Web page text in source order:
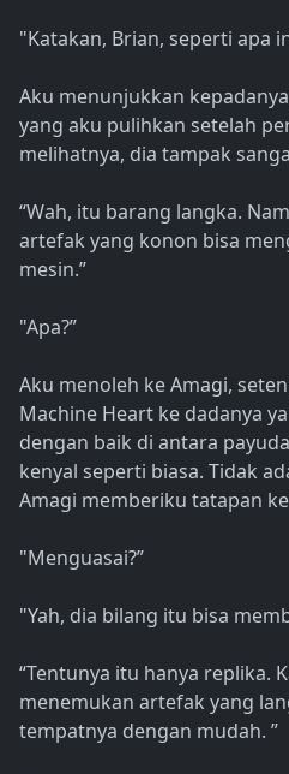
"Katakan, Brian, seperti apa
Aku menunjukkan
yang aku pulihkan setelah
melihatnya, dia tampak
“Wah, itu barang langka.
artefak yang konon bisa
mesin.”
"Apa?”
Aku menoleh ke Amagi,
Machine Heart ke dadanya
dengan baik di antara
kenyal seperti biasa. Tidak
Amagi memberiku tatapan
"Menguasai?”
"Yah, dia bilang itu bisa
“Tentunya itu hanya replika.
menemukan artefak yang
tempatnya dengan mudah. ”